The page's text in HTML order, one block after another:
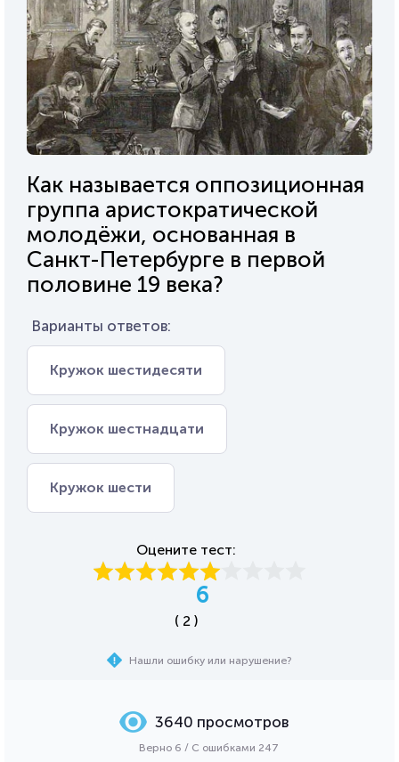
Как называется оппозиционная
группа аристократической
молодёжи, основанная в
Санкт-Петербурге в первой
половине 19 века?
Варианты ответов:
Кружок шестидесяти
Кружок шестнадцати
Кружок шести
Оцените тест:
6
( 2 )
Нашли ошибку или нарушение?
3640 просмотров
Верно 6 / С ошибками 247